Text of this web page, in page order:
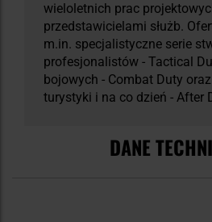
wieloletnich prac
przedstawicielami służb.
m.in. specjalistyczne serie
profesjonalistów - Tactical
bojowych - Combat Duty
turystyki i na co dzień - After
DANE